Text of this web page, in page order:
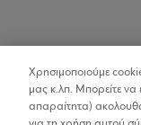
Χρησιμοποιούμε
μας κ.λπ. Μπορείτε να
απαραίτητα)